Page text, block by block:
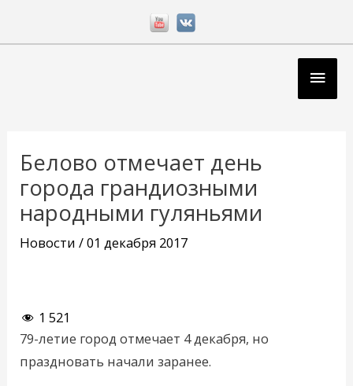
Белово отмечает день
города грандиозными
народными гуляньями
Новости /01 декабря 2017
1 521
79-летие город отмечает 4 декабря, но
праздновать начали заранее.
записям